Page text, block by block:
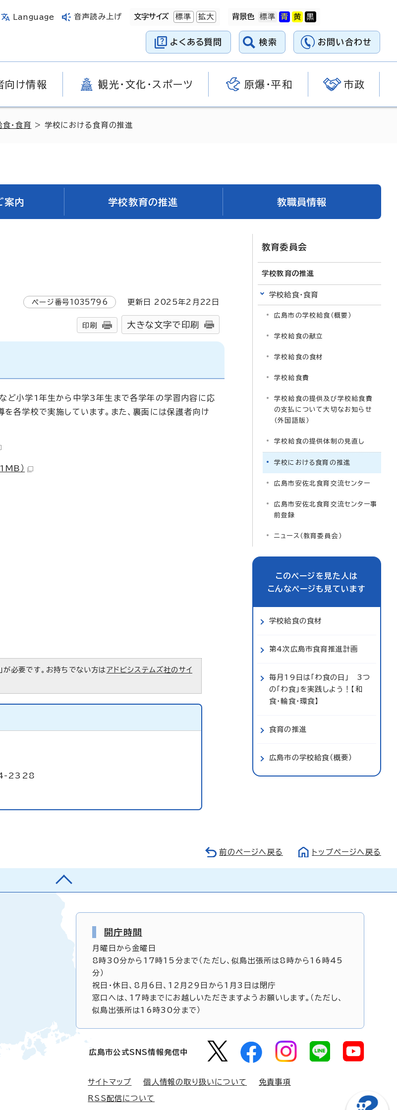
Language 音声読み上げ 文字サイズ 標準 拡大 背景色
よくある質問 検索 お問い合わせ
向け情報 観光・文化・スポーツ 原爆・平和 市政
・食育 > 学校における食育の推進
案内 学校教育の推進 教職員情報
ページ番号1035796 更新日 2025年2月 22 日
印刷 大きな文字で印刷
ど小学1年生から中学3年生まで各学年の学習内容に応
を各学校で実施しています。また、裏面には保護者向け
）
が必要です。お持ちでない方は アドビシステムズ社のサイ
2328
教育委員会
学校教育の推進
学校給食・食育
広島市の学校給食（概要）
学校給食の献立
学校給食の食材
学校給食費
学校給食の提供及び学校給食費
の支払について大切なお知らせ
（外国語版）
学校給食の提供体制の見直し
学校における食育の推進
広島市安佐北食育交流センター
広島市安佐北食育交流センター事
前登録
ニュース（教育委員会）
このページを見た人は
こんなページも見ています
学校給食の食材
第4次広島市食育推進計画
毎月19日は「わ食の日」 3つ
の「わ食」を実践しよう！【和
食・輪食・環食】
食育の推進
広島市の学校給食（概要）
前のページへ戻る トップページへ戻る
開庁時間
月曜日から金曜日
8時30分から17時15分まで（ただし、似島出張所は8時から16時45
分）
祝日・休日、8月6日、12月29日から1月3日は閉庁
窓口へは、17時までにお越しいただきますようお願いします。（ただし、
似島出張所は16時30分まで）
広島市公式SNS情報発信中
サイトマップ 個人情報の取り扱いについて 免責事項
RSS配信について